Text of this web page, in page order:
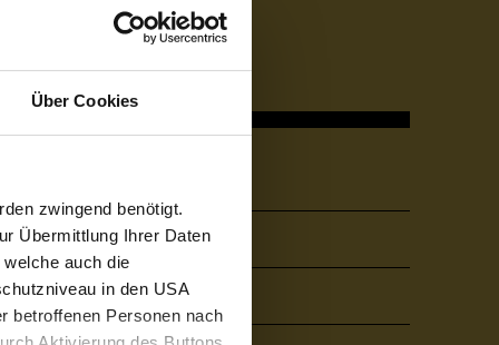
Über Cookies
zwingend benötigt.
Übermittlung Ihrer Daten
auch die
in den USA
betroffenen Personen nach
Über die FHV
Karriere